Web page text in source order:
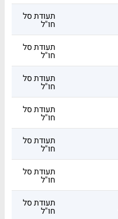
תעודת סל
חו"ל
תעודת סל
חו"ל
תעודת סל
חו"ל
תעודת סל
חו"ל
תעודת סל
חו"ל
תעודת סל
חו"ל
תעודת סל
חו"ל